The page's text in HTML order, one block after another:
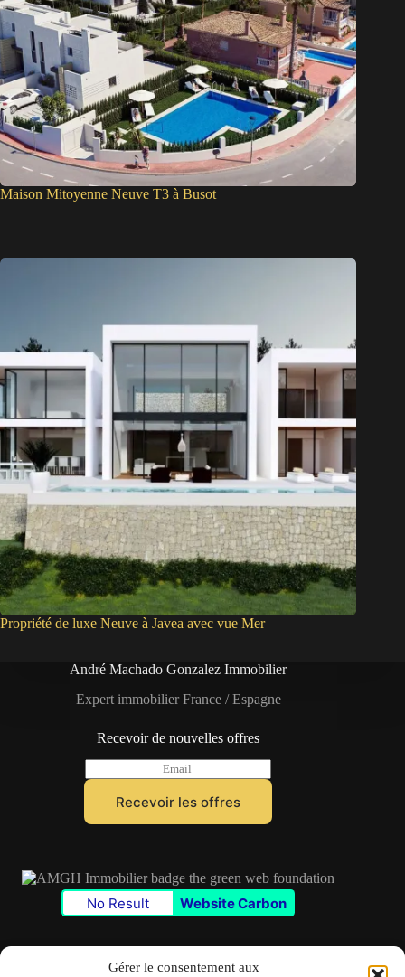
Gérer le consentement aux
Maison Mitoyenne Neuve T3 à Busot
Propriété de luxe Neuve à Javea avec vue Mer
André Machado Gonzalez Immobilier
Expert immobilier France / Espagne
Recevoir de nouvelles offres
m
l
Recevoir les offres
No Result Website Carbon